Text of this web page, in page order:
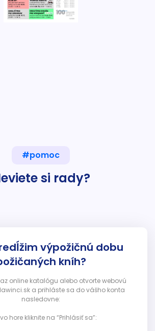
#pomoc
si rady?
výpožičnú dobu
kníh?
online katalógu alebo otvorte webovú
a prihláste sa do vášho konta
nasledovne:
hore kliknite na “Prihlásiť sa”: